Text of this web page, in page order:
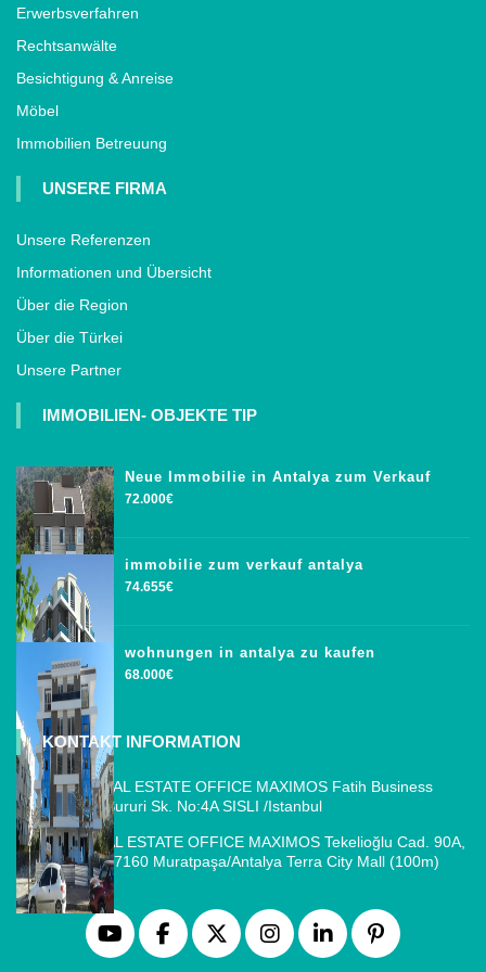
Erwerbsverfahren
Rechtsanwälte
Besichtigung & Anreise
Möbel
Immobilien Betreuung
UNSERE FIRMA
Unsere Referenzen
Informationen und Übersicht
Über die Region
Über die Türkei
Unsere Partner
IMMOBILIEN- OBJEKTE TIP
Neue Immobilie in Antalya zum Verkauf
72.000€
immobilie zum verkauf antalya
74.655€
wohnungen in antalya zu kaufen
68.000€
KONTAKT INFORMATION
ISTANBUL REAL ESTATE OFFICE MAXIMOS Fatih Business
Park, Cemal Sururi Sk. No:4A SISLI /Istanbul
ANTALYA REAL ESTATE OFFICE MAXIMOS Tekelioğlu Cad. 90A,
Fener Mah., 07160 Muratpaşa/Antalya Terra City Mall (100m)